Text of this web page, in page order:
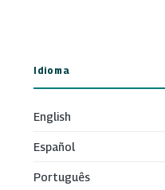
Idioma
English
Español
Português